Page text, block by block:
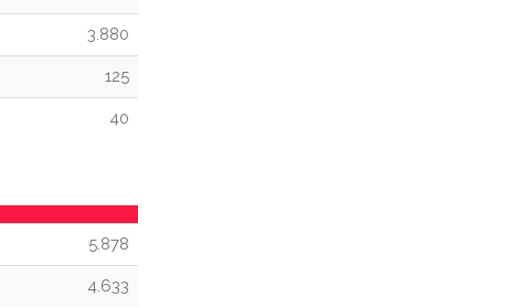
3.880
125
40
5.878
4.633